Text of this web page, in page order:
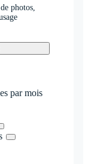
photos,
par mois